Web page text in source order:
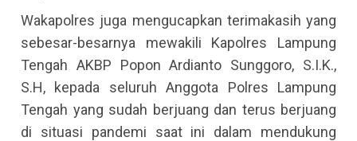
Wakapolres juga mengucapkan terimakasih yang
sebesar-besarnya mewakili Kapolres Lampung
Tengah AKBP Popon Ardianto Sunggoro, S.I.K.,
S.H, kepada seluruh Anggota Polres Lampung
Tengah yang sudah berjuang dan terus berjuang
di situasi pandemi saat ini dalam mendukung